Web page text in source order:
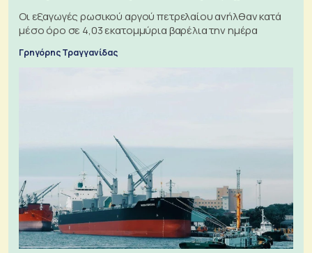
Οι εξαγωγές ρωσικού αργού πετρελαίου ανήλθαν κατά
μέσο όρο σε 4,03 εκατομμύρια βαρέλια την ημέρα
Γρηγόρης Τραγγανίδας